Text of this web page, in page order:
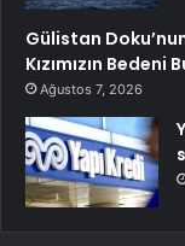
Gülistan
Kızımızın
Ağustos 7, 2026